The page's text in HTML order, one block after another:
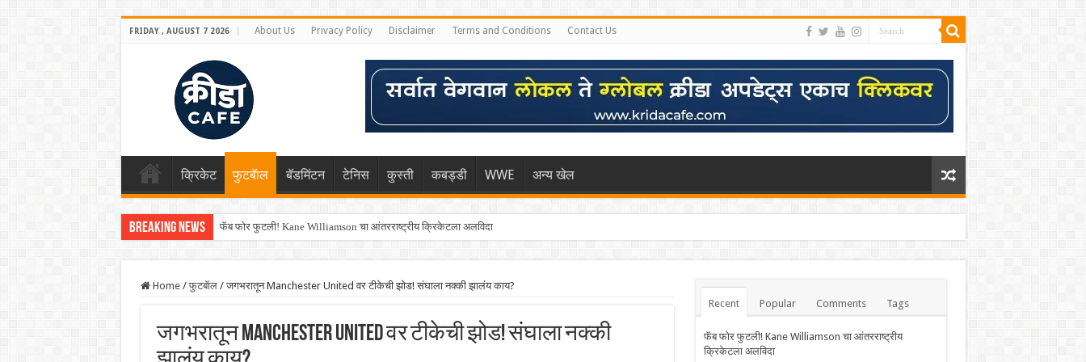
FRIDAY , AUGUST 7 2026 About Us Privacy Policy Disclaimer Terms and Conditions Contact Us
क्रिकेट फुटबॅाल बॅडमिंटन टेनिस कुस्ती कबड्डी WWE अन्य खेल
Breaking News फॅब फोर फुटली! Kane Williamson चा आंतरराष्ट्रीय क्रिकेटला अलविदा
Home / फुटबॅाल / जगभरातून Manchester United वर टीकेची झोड! संघाला नक्की झालंय काय?
जगभरातून Manchester United वर टीकेची झोड! संघाला नक्की
Recent Popular Comments Tags
फॅब फोर फुटली! Kane Williamson चा आंतरराष्ट्रीय
क्रिकेटला अलविदा